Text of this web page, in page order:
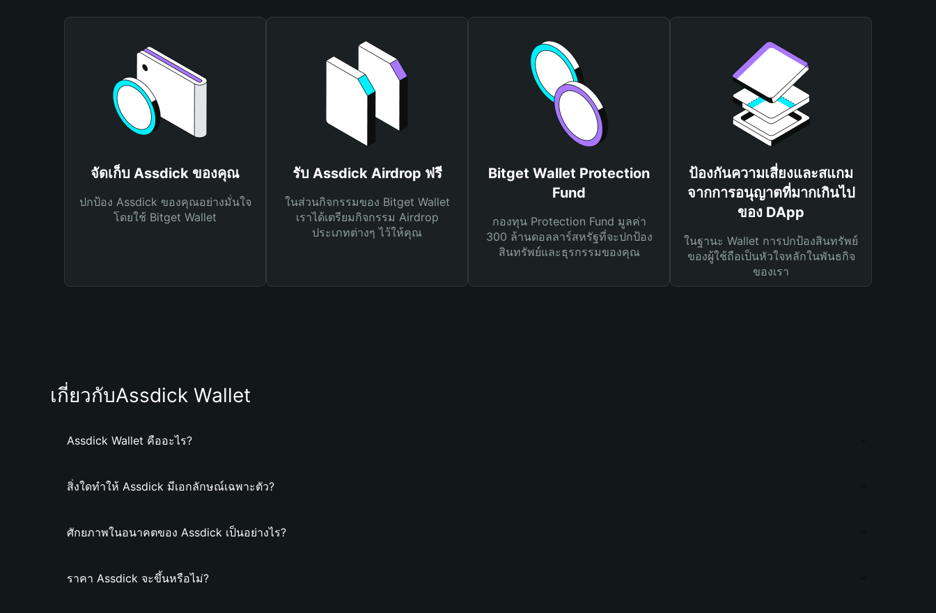
จัดเก็บ Assdick ของคุณ
ปกป้อง Assdick ของคุณอย่างมั่นใจ
โดยใช้ Bitget Wallet
รับ Assdick Airdrop ฟรี
ในส่วนกิจกรรมของ Bitget Wallet
เราได้เตรียมกิจกรรม Airdrop
ประเภทต่างๆ ไว้ให้คุณ
Bitget Wallet Protection
Fund
กองทุน Protection Fund มูลค่า
300 ล้านดอลลาร์สหรัฐที่จะปกป้อง
สินทรัพย์และธุรกรรมของคุณ
ป้องกันความเสี่ยงและสแกม
จากการอนุญาตที่มากเกินไป
ของ DApp
ในฐานะ Wallet การปกป้องสินทรัพย์
ของผู้ใช้ถือเป็นหัวใจหลักในพันธกิจ
ของเรา
เกี่ยวกับAssdick Wallet
Assdick Wallet คืออะไร?
สิ่งใดทำให้ Assdick มีเอกลักษณ์เฉพาะตัว?
ศักยภาพในอนาคตของ Assdick เป็นอย่างไร?
ราคา Assdick จะขึ้นหรือไม่?